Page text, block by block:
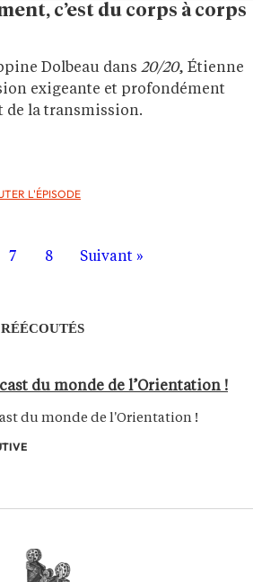
c’est du corps à corps
Dolbeau dans 20/20, Étienne
exigeante et profondément
de la transmission.
L'ÉPISODE
7 8 Suivant »
du monde de l’Orientation !
du monde de l'Orientation !